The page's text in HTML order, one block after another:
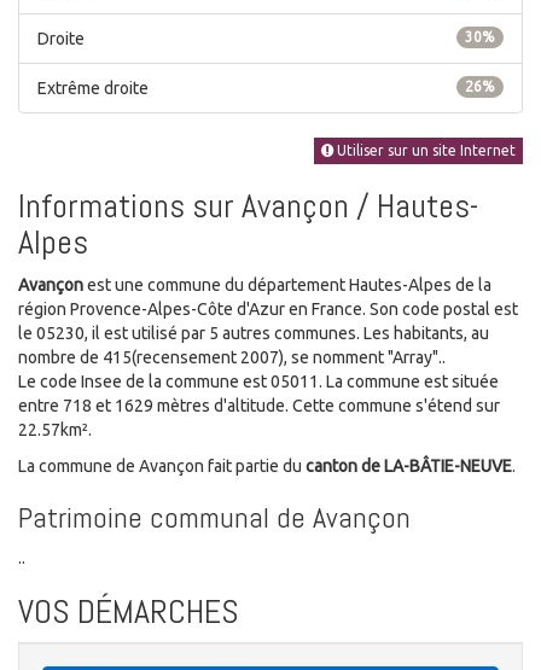
30%
Droite
26%
Extrême droite
Utiliser sur un site Internet
Informations sur Avançon / Hautes-
Alpes
Avançonest une commune du département Hautes-Alpes de la
région Provence-Alpes-Côte d'Azur en France. Son code postal est
le 05230, il est utilisé par 5 autres communes. Les habitants, au
nombre de 415(recensement 2007), se nomment "Array"..
Le code Insee de la commune est 05011. La commune est située
entre 718 et 1629 mètres d'altitude. Cette commune s'étend sur
22.57km².
La commune de Avançon fait partie du canton de LA-BÂTIE-NEUVE.
Patrimoine communal de Avançon
..
VOS DÉMARCHES